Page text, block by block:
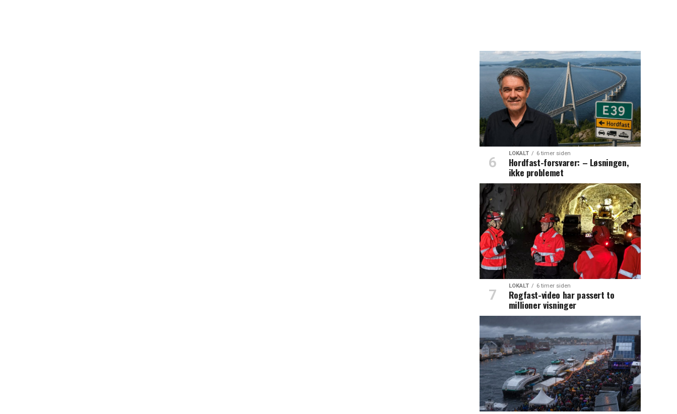
LOKALT 6 timer siden
Hordfast-forsvarer: – Løsningen,
ikke problemet
LOKALT 6 timer siden
Rogfast-video har passert to
millioner visninger